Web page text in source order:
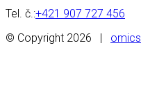
Tel. č.:+421 907 727 456
© Copyright 2026 |